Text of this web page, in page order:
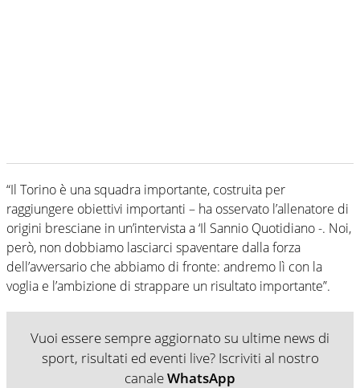
“Il Torino è una squadra importante, costruita per
raggiungere obiettivi importanti – ha osservato l’allenatore di
origini bresciane in un’intervista a ‘Il Sannio Quotidiano -. Noi,
però, non dobbiamo lasciarci spaventare dalla forza
dell’avversario che abbiamo di fronte: andremo lì con la
voglia e l’ambizione di strappare un risultato importante”.
Vuoi essere sempre aggiornato su ultime news di
sport, risultati ed eventi live? Iscriviti al nostro
canaleWhatsApp